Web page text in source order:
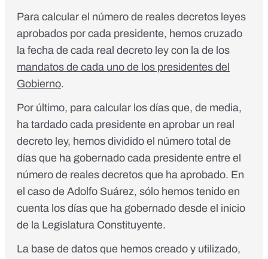
Para calcular el número de reales decretos leyes
aprobados por cada presidente, hemos cruzado
la fecha de cada real decreto ley con la de los
mandatos de cada uno de los presidentes del
Gobierno.
Por último, para calcular los días que, de media,
ha tardado cada presidente en aprobar un real
decreto ley, hemos dividido el número total de
días que ha gobernado cada presidente entre el
número de reales decretos que ha aprobado. En
el caso de Adolfo Suárez, sólo hemos tenido en
cuenta los días que ha gobernado desde el inicio
de la Legislatura Constituyente.
La base de datos que hemos creado y utilizado,